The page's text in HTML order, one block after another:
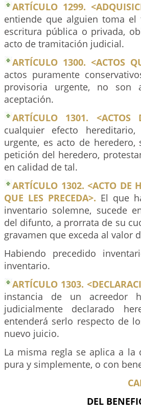
ARTÍCULO 1299.
entiende que alguien toma
escritura pública o privada,
acto de tramitación judicial.
ARTÍCULO 1300. <ACTOS
actos puramente
provisoria urgente, no
aceptación.
ARTÍCULO 1301. <ACTOS
cualquier efecto
urgente, es acto de
petición del heredero,
en calidad de tal.
ARTÍCULO 1302. <ACTO DE
QUE LES PRECEDA>. El que
inventario solemne, sucede
del difunto, a prorrata de su
gravamen que exceda al valor
Habiendo precedido
inventario.
ARTÍCULO 1303.
instancia de un acreedor
judicialmente declarado
entenderá serlo respecto de
nuevo juicio.
La misma regla se aplica a la
pura y simplemente, o con
DEL